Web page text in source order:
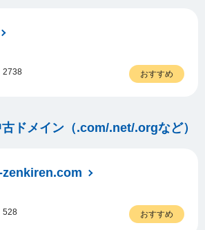
2738
おすすめ
ドメイン（.com/.net/.orgなど）
528
おすすめ